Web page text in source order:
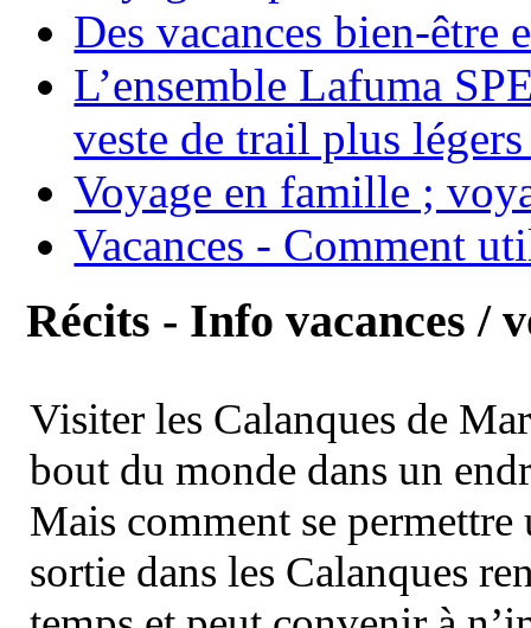
Des vacances bien-être
L’ensemble Lafuma
veste de trail plus
Voyage en famille ;
Vacances - Comment
Récits - Info vacances /
Visiter les Calanques de
bout du monde dans un
Mais comment se permettre
sortie dans les Calanques